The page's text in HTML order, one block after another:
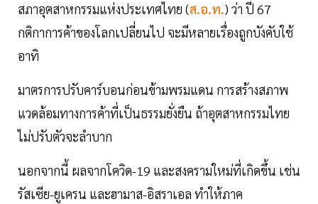
สภาอุตสาหกรรมแห่งประเทศไทย (ส.อ.ท.) ว่า ปี 67
กติกาการค้าของโลกเปลี่ยนไป จะมีหลายเรื่องถูกบังคับใช้
อาทิ
มาตรการปรับคาร์บอนก่อนข้ามพรมแดน การสร้างสภาพ
แวดล้อมทางการค้าที่เป็นธรรมยั่งยืน ถ้าอุตสาหกรรมไทย
ไม่ปรับตัวจะลำบาก
นอกจากนี้ ผลจากโควิด-19 และสงครามใหม่ที่เกิดขึ้น เช่น
รัสเซีย-ยูเครน และฮามาส-อิสราเอล ทำให้ภาค